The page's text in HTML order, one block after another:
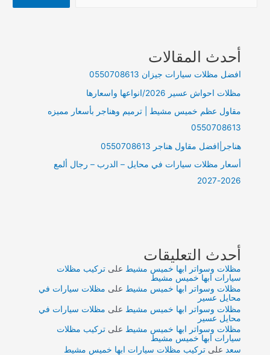
أحدث المقالات
افضل مظلات سيارات جيزان 0550708613
مظلات احواش عسير 2026/انواعها واسعارها
مقاول عظم خميس مشيط | ترميم وهناجر بأسعار مميزه
0550708613
هناجر|افضل مقاول هناجر 0550708613
أسعار مظلات سيارات في محايل – الدرب – رجال ألمع
2026-2027
أحدث التعليقات
مظلات وسواتر ابها خميس مشيط علىتركيب مظلات
سيارات ابها خميس مشيط
مظلات وسواتر ابها خميس مشيط على مظلات سيارات في
محايل عسير
مظلات وسواتر ابها خميس مشيط على مظلات سيارات في
محايل عسير
مظلات وسواتر ابها خميس مشيط علىتركيب مظلات
سيارات ابها خميس مشيط
سعد علىتركيب مظلات سيارات ابها خميس مشيط